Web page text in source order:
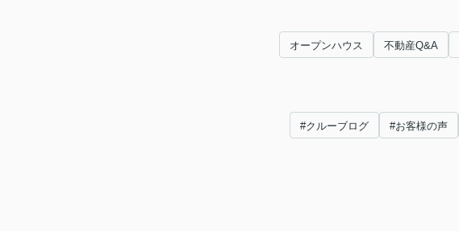
オープンハウス 不動産Q&A
#クルーブログ #お客様の声